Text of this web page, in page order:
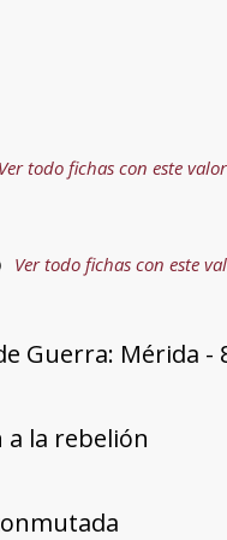
Ver todo fichas con este valor
Ver todo fichas con este
Guerra: Mérida -
a la rebelión